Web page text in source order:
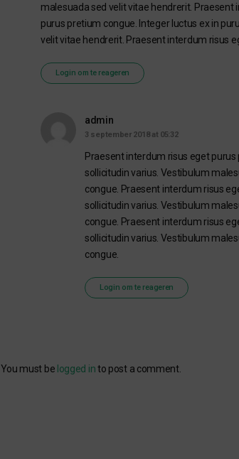
malesuada sed velit vitae hendrerit.
purus pretium congue. Integer luctus ex in
velit vitae hendrerit. Praesent interdum risus
Login om te reageren
admin
3 september 2018 at 05:32
Praesent interdum risus eget
sollicitudin varius. Vestibulum
congue. Praesent interdum risus
sollicitudin varius. Vestibulum
congue. Praesent interdum risus
sollicitudin varius. Vestibulum
congue.
Login om te reageren
You must be logged into post a comment.